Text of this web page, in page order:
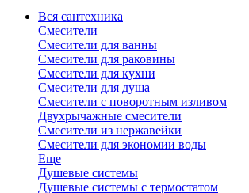
Вся сантехника
Смесители
Смесители для ванны
Смесители для раковины
Смесители для кухни
Смесители для душа
Смесители с поворотным изливом
Двухрычажные смесители
Смесители из нержавейки
Смесители для экономии воды
Еще
Душевые системы
Душевые системы с термостатом